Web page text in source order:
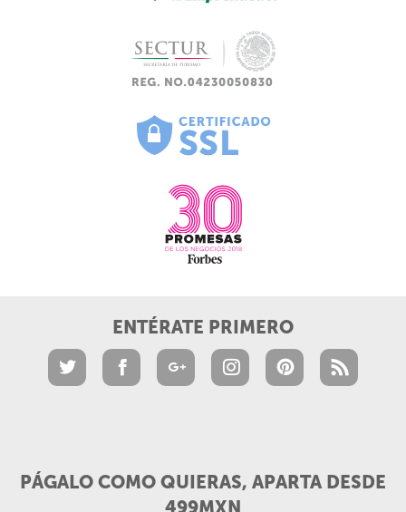
ENTÉRATE PRIMERO
PÁGALO COMO QUIERAS, APARTA DESDE
499MXN